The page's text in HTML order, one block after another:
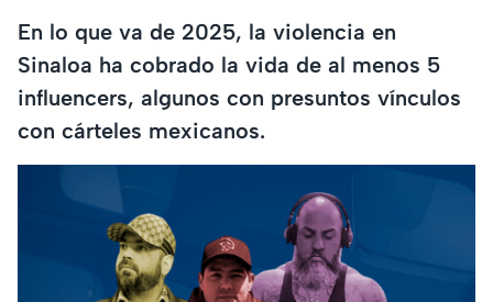
En lo que va de 2025, la violencia en
Sinaloa ha cobrado la vida de al menos 5
influencers, algunos con presuntos vínculos
con cárteles mexicanos.